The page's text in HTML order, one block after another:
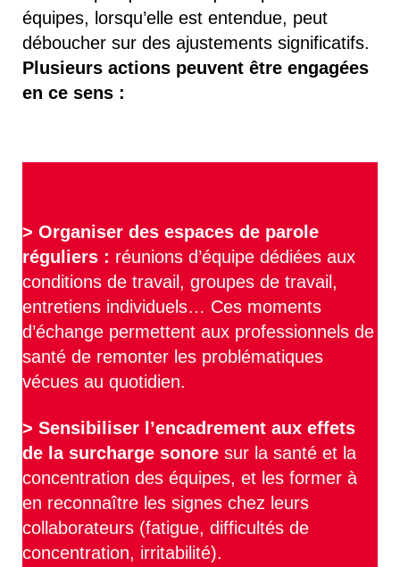
équipes, lorsqu’elle est entendue, peut
déboucher sur des ajustements significatifs.
Plusieurs actions peuvent être engagées
en ce sens :
> Organiser des espaces de parole
réguliers : réunions d’équipe dédiées aux
conditions de travail, groupes de travail,
entretiens individuels… Ces moments
d’échange permettent aux professionnels de
santé de remonter les problématiques
vécues au quotidien.
> Sensibiliser l’encadrement aux effets
de la surcharge sonore sur la santé et la
concentration des équipes, et les former à
en reconnaître les signes chez leurs
collaborateurs (fatigue, difficultés de
concentration, irritabilité).